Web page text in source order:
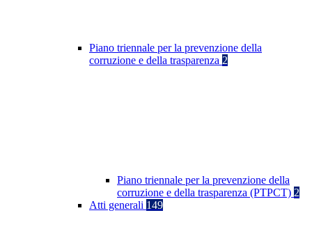
Piano triennale per la prevenzione della
corruzione e della trasparenza 2
Piano triennale per la prevenzione della
corruzione e della trasparenza (PTPCT) 2
Atti generali 149